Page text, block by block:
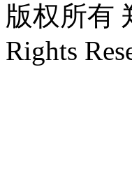
版权所有
Rights